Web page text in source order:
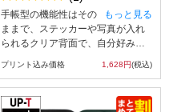
もっと見る
手帳型の機能性はその
ままで、ステッカーや写真が入れ
られるクリア背面で、自分好みの
カスタマイズが楽しめます。内側
には、カードが一枚入るポケット
付き。
プリント込み価格 1,628円(税込)